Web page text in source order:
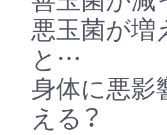
悪玉菌が増
と…
身体に悪影
える？